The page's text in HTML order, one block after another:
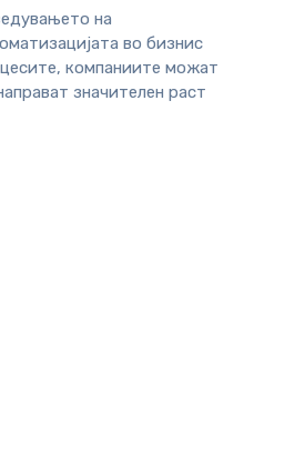
на
во бизнис
компаниите можат
значителен раст